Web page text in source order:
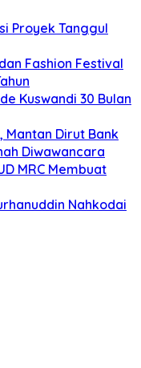
Proyek Tanggul
Fashion Festival
Kuswandi 30 Bulan
Mantan Dirut Bank
Diwawancara
MRC Membuat
Nahkodai